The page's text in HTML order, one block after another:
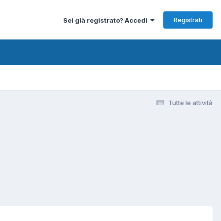
Sei già registrato? Accedi Registrati
Tutte le attività